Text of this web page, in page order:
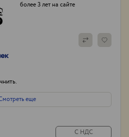
более 3 лет на сайте
еще
С НДС